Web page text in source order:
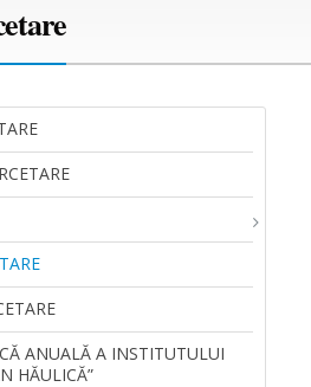
ANUALĂ A INSTITUTULUI
HĂULICĂ”